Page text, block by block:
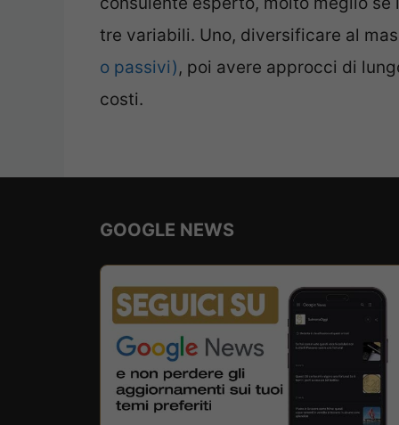
tre variabili. Uno, diversificare al
o passivi), poi avere approcci di
costi.
GOOGLE NEWS